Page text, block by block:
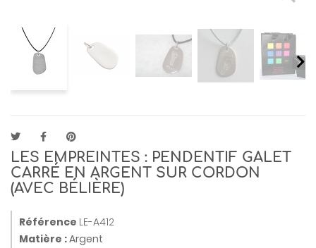
LES EMPREINTES : PENDENTIF GALET
CARRÉ EN ARGENT SUR CORDON
(AVEC BÉLIÈRE)
Référence LE-A412
Matière :Argent